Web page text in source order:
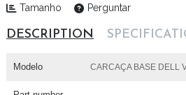
DESCRIPTION
Modelo CARCAÇA BASE DELL
Tamanho Perguntar